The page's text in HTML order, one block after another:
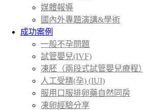
媒體報導
國內外專題演講&學術
成功案例
一般不孕問題
試管嬰兒(IVF)
凍胚（兩段式試管嬰兒療程）
人工受精(孕) (IUI)
服用口服排卵藥自然同房
凍卵經驗分享